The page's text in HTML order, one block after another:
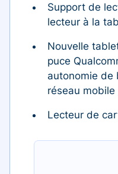
Support de
lecteur à la
Nouvelle
puce
autonomie de
réseau mobile
Lecteur de